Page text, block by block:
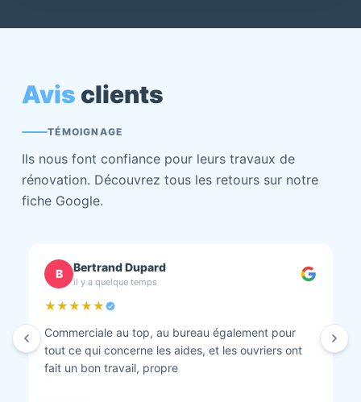
Avis clients
TÉMOIGNAGE
Ils nous font confiance pour leurs travaux de
rénovation. Découvrez tous les retours sur notre
fiche Google.
B Bertrand Dupard
il y a quelque temps
★★★★★
Commerciale au top, au bureau également pour
tout ce qui concerne les aides, et les ouvriers ont
fait un bon travail, propre